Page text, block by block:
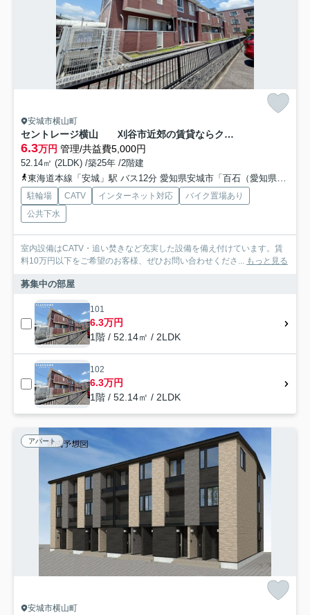
安城市横山町
セントレージ横山 刈谷市近郊の賃貸ならクラスホーム刈谷店
6.3万円 管理/共益費5,000円
52.14㎡ (2LDK) /築25年 /2階建
東海道本線「安城」駅 バス12分 愛知県安城市「百石（愛知県）」 停歩8分
駐輪場 CATV インターネット対応
バイク置場あり
公共下水
室内設備はCATV・追い焚きなど充実した設備を備え付けています。賃
料10万円以下をご希望のお客様、ぜひお問い合わせくださ... もっと見る
募集中の部屋
101
6.3万円
1階 / 52.14㎡ / 2LDK
102
6.3万円
1階 / 52.14㎡ / 2LDK
アパート
安城市横山町